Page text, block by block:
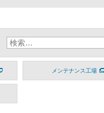
メンテナンス工場